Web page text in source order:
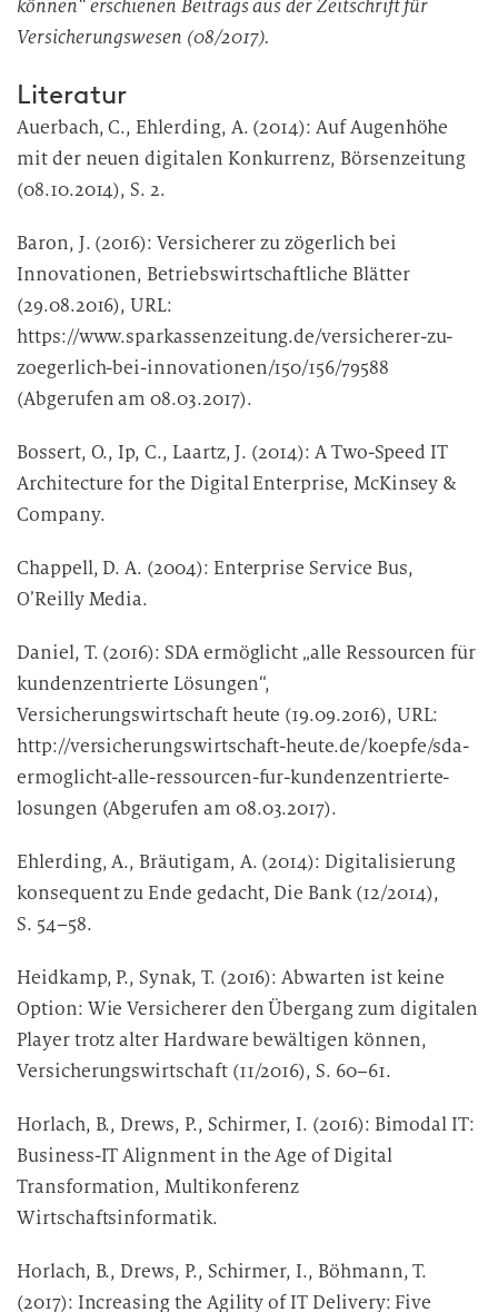
können“ erschienen Beitrags aus der Zeitschrift für
Versicherungswesen (08/2017).
Literatur
Auerbach, C., Ehlerding, A. (2014): Auf Augenhöhe
mit der neuen digitalen Konkurrenz, Börsenzeitung
(08.10.2014), S. 2.
Baron, J. (2016): Versicherer zu zögerlich bei
Innovationen, Betriebswirtschaftliche Blätter
(29.08.2016), URL:
https://www.sparkassenzeitung.de/versicherer-zu-
zoegerlich-bei-innovationen/150/156/79588
(Abgerufen am 08.03.2017).
Bossert, O., Ip, C., Laartz, J. (2014): A Two-Speed IT
Architecture for the Digital Enterprise, McKinsey &
Company.
Chappell, D. A. (2004): Enterprise Service Bus,
OʼReilly Media.
Daniel, T. (2016): SDA ermöglicht „alle Ressourcen für
kundenzentrierte Lösungen“,
Versicherungswirtschaft heute (19.09.2016), URL:
http://versicherungswirtschaft-heute.de/koepfe/sda-
ermoglicht-alle-ressourcen-fur-kundenzentrierte-
losungen (Abgerufen am 08.03.2017).
Ehlerding, A., Bräutigam, A. (2014): Digitalisierung
konsequent zu Ende gedacht, Die Bank (12/2014),
S. 54–58.
Heidkamp, P., Synak, T. (2016): Abwarten ist keine
Option: Wie Versicherer den Übergang zum digitalen
Player trotz alter Hardware bewältigen können,
Versicherungswirtschaft (11/2016), S. 60–61.
Horlach, B., Drews, P., Schirmer, I. (2016): Bimodal IT:
Business-IT Alignment in the Age of Digital
Transformation, Multikonferenz
Wirtschaftsinformatik.
Horlach, B., Drews, P., Schirmer, I., Böhmann, T.
(2017): Increasing the Agility of IT Delivery: Five